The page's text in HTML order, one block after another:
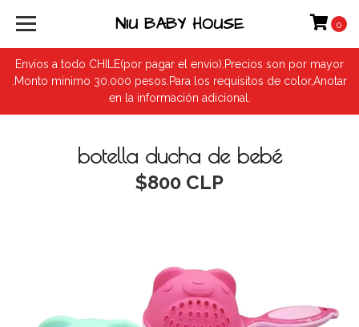
Envios a todo CHILE(por pagar el envio).Precios son por mayor
.Monto minimo 30.000 pesos.Para los requisitos de color,Anotar
en la información adicional.
NIU BABY HOUSE 0
botella ducha de bebé
$800 CLP